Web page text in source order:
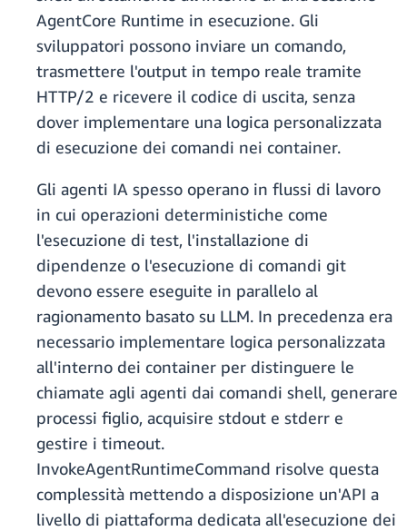
AgentCore Runtime in esecuzione. Gli
sviluppatori possono inviare un comando,
trasmettere l'output in tempo reale tramite
HTTP/2 e ricevere il codice di uscita, senza
dover implementare una logica personalizzata
di esecuzione dei comandi nei container.
Gli agenti IA spesso operano in flussi di lavoro
in cui operazioni deterministiche come
l'esecuzione di test, l'installazione di
dipendenze o l'esecuzione di comandi git
devono essere eseguite in parallelo al
ragionamento basato su LLM. In precedenza era
necessario implementare logica personalizzata
all'interno dei container per distinguere le
chiamate agli agenti dai comandi shell, generare
processi figlio, acquisire stdout e stderr e
gestire i timeout.
InvokeAgentRuntimeCommand risolve questa
complessità mettendo a disposizione un'API a
livello di piattaforma dedicata all'esecuzione dei